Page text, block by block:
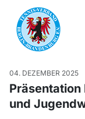
04. DEZEMBER 2025
und